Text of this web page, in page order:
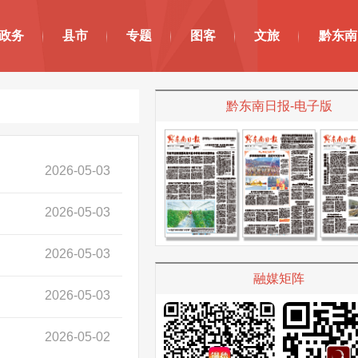
务 县市 专题 图客 文旅 黔东
2026-05-03
2026-05-03
2026-05-03
2026-05-03
2026-05-02
黔东南日报-电子版
融媒矩阵